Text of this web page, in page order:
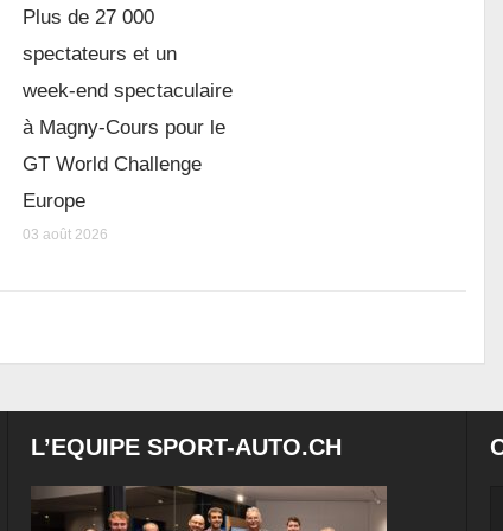
Plus de 27 000
spectateurs et un
week-end spectaculaire
à Magny-Cours pour le
GT World Challenge
Europe
03 août 2026
L’EQUIPE SPORT-AUTO.CH